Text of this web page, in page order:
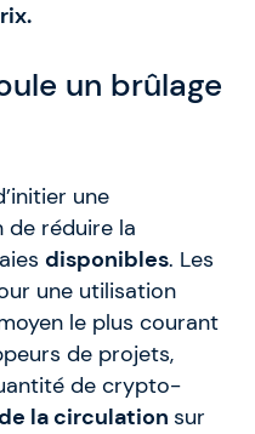
un brûlage
une
de réduire la
disponibles. Les
une utilisation
le plus courant
de projets,
de crypto-
la circulation sur